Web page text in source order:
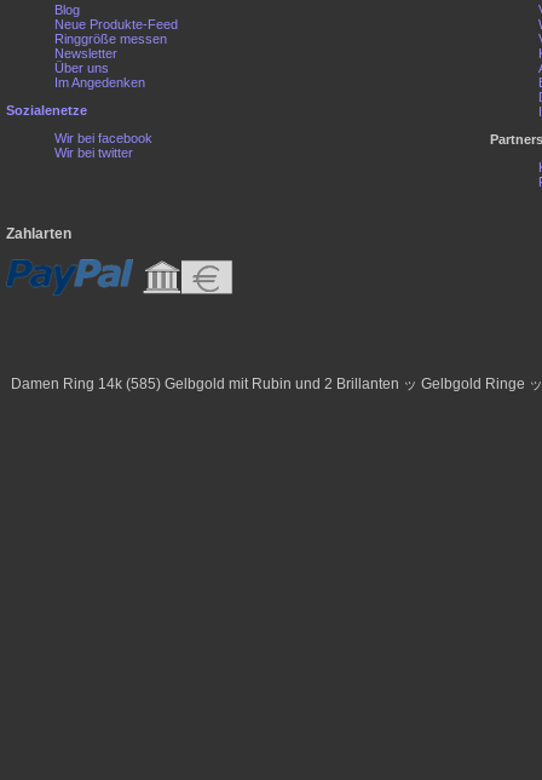
Blog
Neue Produkte-Feed
Ringgröße messen
Newsletter
Über uns
Im Angedenken
Sozialenetze
Wir bei facebook
Wir bei twitter
Zahlarten
Damen Ring 14k (585) Gelbgold mit Rubin und 2 Brillanten ッ Gelbgold Ringe